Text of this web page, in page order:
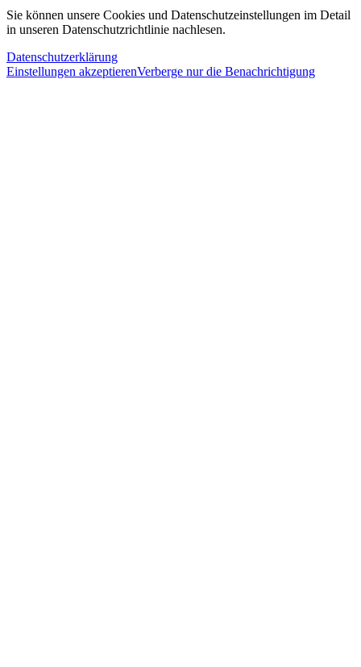
Sie können unsere Cookies und Datenschutzeinstellungen im Detail
in unseren Datenschutzrichtlinie nachlesen.
Datenschutzerklärung
Einstellungen akzeptierenVerberge nur die Benachrichtigung